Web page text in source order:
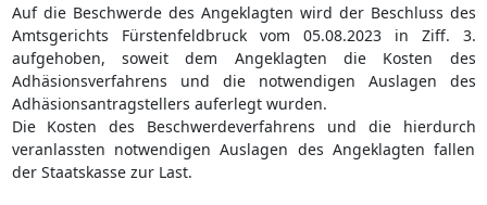
Auf die Beschwerde des Angeklagten wird der Beschluss des
Amtsgerichts Fürstenfeldbruck vom 05.08.2023 in Ziff. 3.
aufgehoben, soweit dem Angeklagten die Kosten des
Adhäsionsverfahrens und die notwendigen Auslagen des
Adhäsionsantragstellers auferlegt wurden.
Die Kosten des Beschwerdeverfahrens und die hierdurch
veranlassten notwendigen Auslagen des Angeklagten fallen
der Staatskasse zur Last.